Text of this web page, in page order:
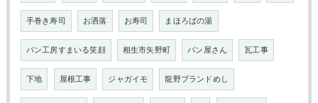
手巻き寿司 お洒落 お寿司 まほろばの湯
パン工房すまいる笑顔 相生市矢野町 パン屋さん 瓦工事
下地 屋根工事 ジャガイモ 龍野ブランドめし